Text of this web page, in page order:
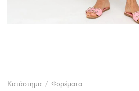
Κατάστημα / Φoρέματα